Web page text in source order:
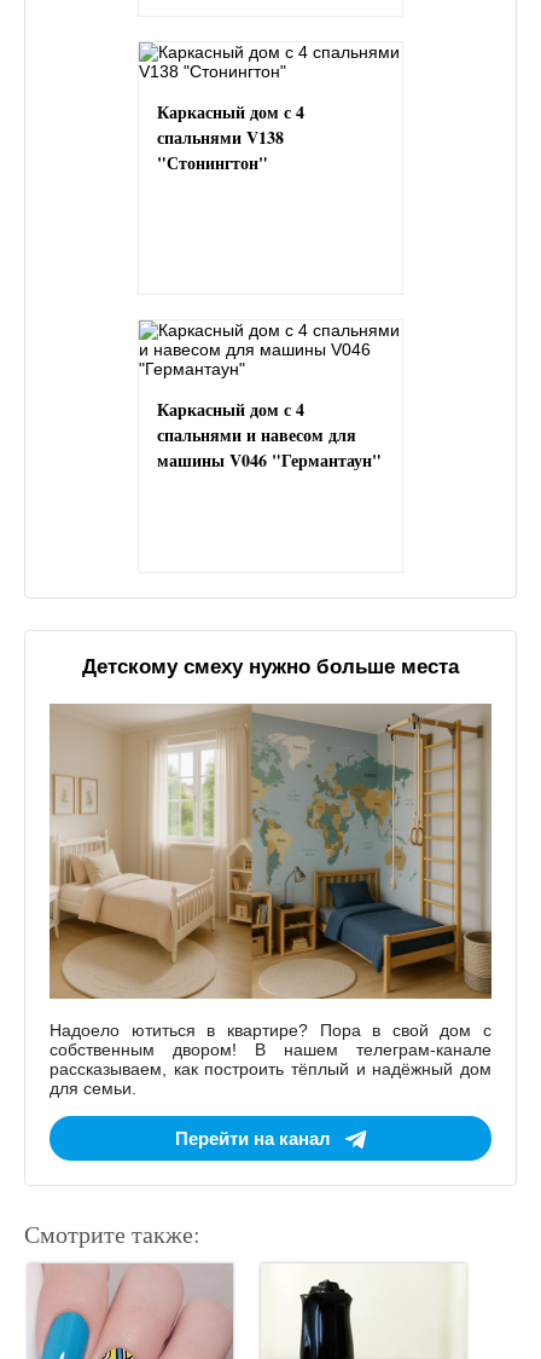
Каркасный дом с 4
спальнями V138
"Стонингтон"
Каркасный дом с 4
спальнями и навесом для
машины V046 "Германтаун"
Детскому смеху нужно больше места
Надоело ютиться в квартире? Пора в свой дом с
собственным двором! В нашем телеграм-канале
рассказываем, как построить тёплый и надёжный дом
для семьи.
Перейти на канал
Смотрите также: